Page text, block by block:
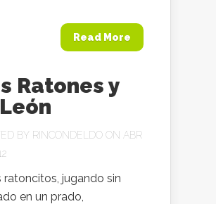
Read More
Ratones y
BY RINCONDELDO ON ABR
ratoncitos, jugando sin
en un prado,